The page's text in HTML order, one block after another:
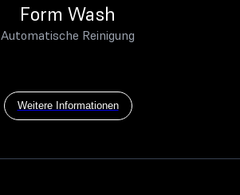
Form Wash
Automatische Reinigung
Weitere Informationen